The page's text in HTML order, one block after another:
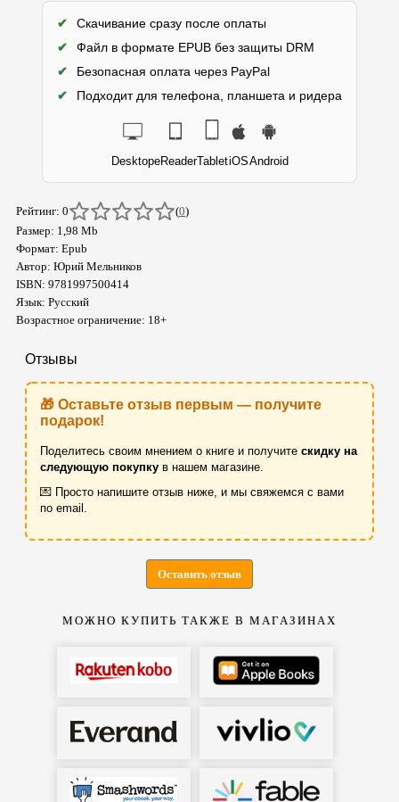
✔
Скачивание сразу после оплаты
✔
Файл в формате EPUB без защиты DRM
✔
Безопасная оплата через PayPal
✔
Подходит для телефона, планшета и ридера
DesktopeReaderTabletiOSAndroid
Рейтинг: 0 (0)
Размер: 1,98 Mb
Формат: Epub
Автор: Юрий Мельников
ISBN: 9781997500414
Язык: Русский
Возрастное ограничение: 18+
Отзывы
🎁 Оставьте отзыв первым — получите
подарок!
Поделитесь своим мнением о книге и получите скидку на
следующую покупку в нашем магазине.
💌 Просто напишите отзыв ниже, и мы свяжемся с вами
по email.
Оставить отзыв
МОЖНО КУПИТЬ ТАКЖЕ В МАГАЗИНАХ